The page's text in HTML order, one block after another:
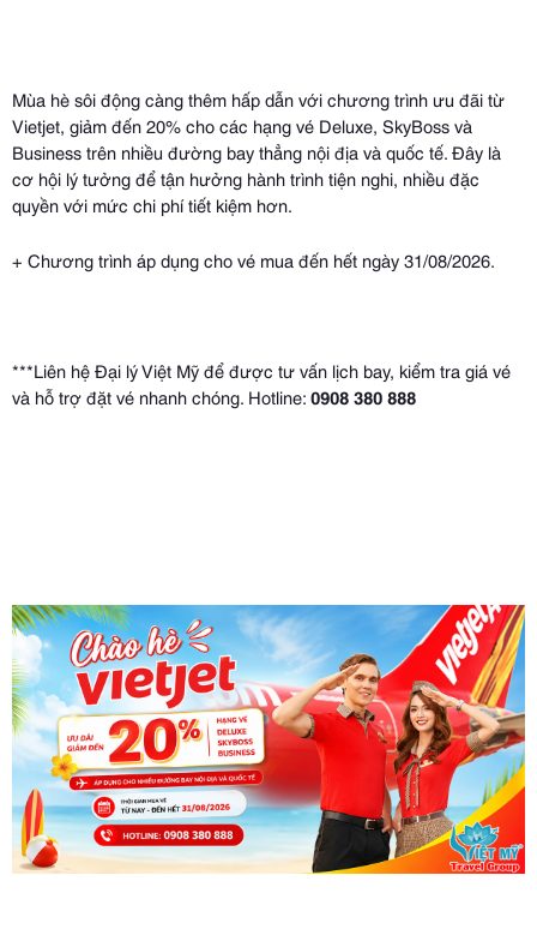
Mùa hè sôi động càng thêm hấp dẫn với chương trình ưu đãi từ
Vietjet, giảm đến 20% cho các hạng vé Deluxe, SkyBoss và
Business trên nhiều đường bay thẳng nội địa và quốc tế. Đây là
cơ hội lý tưởng để tận hưởng hành trình tiện nghi, nhiều đặc
quyền với mức chi phí tiết kiệm hơn.
+ Chương trình áp dụng cho vé mua đến hết ngày 31/08/2026.
***Liên hệ Đại lý Việt Mỹ để được tư vấn lịch bay, kiểm tra giá vé
và hỗ trợ đặt vé nhanh chóng. Hotline:0908 380 888